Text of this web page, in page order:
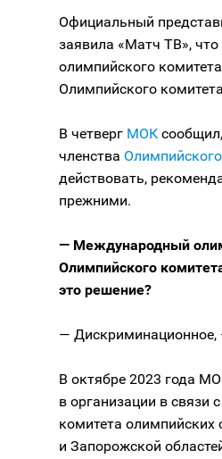
Официальный
заявила «Матч ТВ»,
олимпийского
Олимпийского
В четверг МОК
членства
действовать,
прежними.
— Международный
Олимпийского
это решение?
— Дискриминационное,
В октябре 2023 года
в организации в связи
комитета олимпийских
и Запорожской